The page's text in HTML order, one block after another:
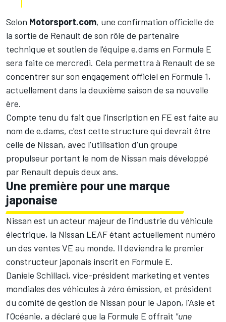
Selon Motorsport.com, une confirmation officielle de
la sortie de Renault de son rôle de partenaire
technique et soutien de l'équipe e.dams en Formule E
sera faite ce mercredi. Cela permettra à Renault de se
concentrer sur son engagement officiel en Formule 1,
actuellement dans la deuxième saison de sa nouvelle
ère.
Compte tenu du fait que l'inscription en FE est faite au
nom de e.dams, c'est cette structure qui devrait être
celle de Nissan, avec l'utilisation d'un groupe
propulseur portant le nom de Nissan mais développé
par Renault depuis deux ans.
Une première pour une marque
japonaise
Nissan est un acteur majeur de l'industrie du véhicule
électrique, la Nissan LEAF étant actuellement numéro
un des ventes VE au monde. Il deviendra le premier
constructeur japonais inscrit en Formule E.
Daniele Schillaci, vice-président marketing et ventes
mondiales des véhicules à zéro émission, et président
du comité de gestion de Nissan pour le Japon, l'Asie et
l'Océanie, a déclaré que la Formule E offrait "une